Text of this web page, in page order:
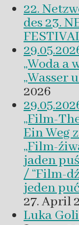
22.
des 23.
„Woda a
„Wasser
2026
„Film-
Ein Weg
„Film-
jaden
/ “Film-
jeden
27. April
Luka